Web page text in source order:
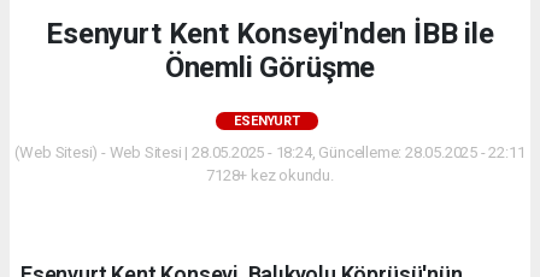
Esenyurt Kent Konseyi'nden İBB ile
Önemli Görüşme
ESENYURT
(Web Sitesi) - Web Sitesi | 28.05.2025 - 18:24, Güncelleme: 28.05.2025 - 22:11
7128+ kez okundu.